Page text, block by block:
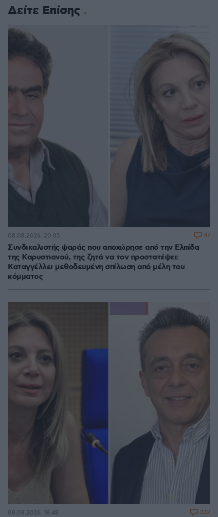
Δείτε Επίσης
Συνδικαλιστής ψαράς που αποχώρησε από την Ελπίδα
της Καρυστιανού, της ζητά να τον προστατέψει:
Καταγγέλλει μεθοδευμένη σπίλωση από μέλη του
κόμματος
08.08.2026, 20:05 47
08.08.2026, 18:48 332